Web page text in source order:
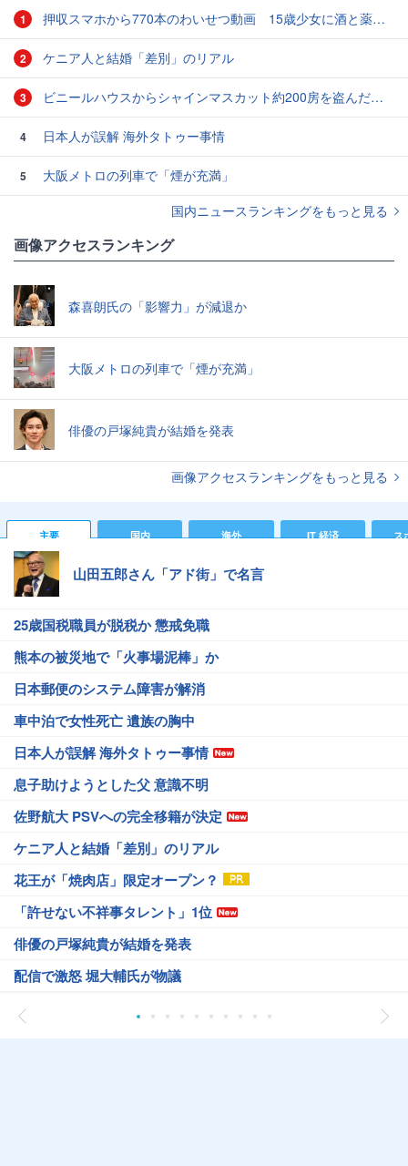
1 押収スマホから770本のわいせつ動画 15歳少女に酒と薬飲ませ性的暴行か 54歳男を再逮捕 「薬もありますよ」とSNSで誘い出し
2 ケニア人と結婚「差別」のリアル
3 ビニールハウスからシャインマスカット約200房を盗んだ疑い ネットで販売か 無職の男（42）逮捕 岡山県警
4 日本人が誤解 海外タトゥー事情
5
大阪メトロの列車で「煙が充満」
国内ニュースランキングをもっと見る
画像アクセスランキング
森喜朗氏の「影響力」が減退か
大阪メトロの列車で「煙が充満」
俳優の戸塚純貴が結婚を発表
画像アクセスランキングをもっと見る
主要 国内 海外 IT 経済 ス
山田五郎さん「アド街」で名言
25歳国税職員が脱税か 懲戒免職
熊本の被災地で「火事場泥棒」か
日本郵便のシステム障害が解消
車中泊で女性死亡 遺族の胸中
日本人が誤解 海外タトゥー事情
息子助けようとした父 意識不明
佐野航大 PSVへの完全移籍が決定
ケニア人と結婚「差別」のリアル
花王が「焼肉店」限定オープン？
「許せない不祥事タレント」1位
俳優の戸塚純貴が結婚を発表
配信で激怒 堀大輔氏が物議